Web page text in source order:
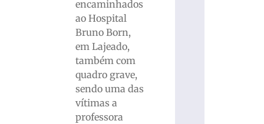
encaminhados
ao Hospital
Bruno Born,
em Lajeado,
também com
quadro grave,
sendo uma das
vítimas a
professora